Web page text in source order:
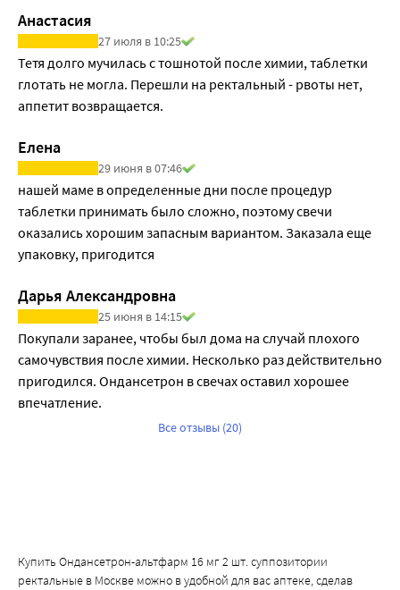
Анастасия
27 июля в 10:25
Тетя долго мучилась с тошнотой после химии, таблетки
глотать не могла. Перешли на ректальный - рвоты нет,
аппетит возвращается.
Елена
29 июня в 07:46
нашей маме в определенные дни после процедур
таблетки принимать было сложно, поэтому свечи
оказались хорошим запасным вариантом. Заказала еще
упаковку, пригодится
Дарья Александровна
25 июня в 14:15
Покупали заранее, чтобы был дома на случай плохого
самочувствия после химии. Несколько раз действительно
пригодился. Ондансетрон в свечах оставил хорошее
впечатление.
Все отзывы (20)
Купить Ондансетрон-альтфарм 16 мг 2 шт. суппозитории
ректальные в Москве можно в удобной для вас аптеке, сделав